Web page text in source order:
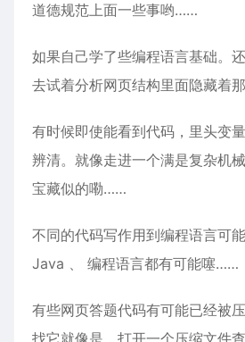
道德规范上面一些事哟……
如果自己学了些编程语言基础。
去试着分析网页结构里面隐藏着
有时候即使能看到代码，里头变
辨清。就像走进一个满是复杂机
宝藏似的嘞……
不同的代码写作用到编程语言可
Java 、 编程语言都有可能噻……
有些网页答题代码有可能已经被
找它就像是，打开一个压缩文件